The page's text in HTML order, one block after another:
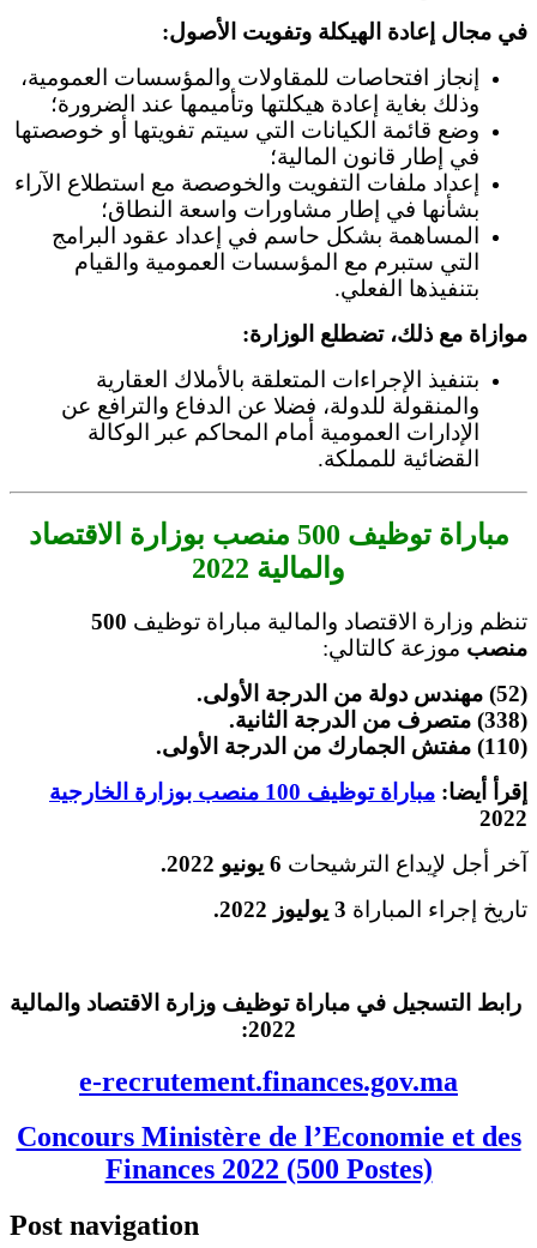
في مجال إعادة الهيكلة وتفويت الأصول:
إنجاز افتحاصات للمقاولات والمؤسسات العمومية،
وذلك بغاية إعادة هيكلتها وتأميمها عند الضرورة؛
وضع قائمة الكيانات التي سيتم تفويتها أو خوصصتها
في إطار قانون المالية؛
إعداد ملفات التفويت والخوصصة مع استطلاع الآراء
بشأنها في إطار مشاورات واسعة النطاق؛
المساهمة بشكل حاسم في إعداد عقود البرامج
التي ستبرم مع المؤسسات العمومية والقيام
بتنفيذها الفعلي.
موازاة مع ذلك، تضطلع الوزارة:
بتنفيذ الإجراءات المتعلقة بالأملاك العقارية
والمنقولة للدولة، فضلا عن الدفاع والترافع عن
الإدارات العمومية أمام المحاكم عبر الوكالة
القضائية للمملكة.
مباراة توظيف 500 منصب بوزارة الاقتصاد
والمالية 2022
تنظم وزارة الاقتصاد والمالية مباراة توظيف 500
منصب موزعة كالتالي:
(52) مهندس دولة من الدرجة الأولى.
(338) متصرف من الدرجة الثانية.
(110) مفتش الجمارك من الدرجة الأولى.
إقرأ أيضا: مباراة توظيف 100 منصب بوزارة الخارجية
2022
آخر أجل لإيداع الترشيحات 6 يونيو 2022.
تاريخ إجراء المباراة 3 يوليوز 2022.
رابط التسجيل في مباراة توظيف وزارة الاقتصاد والمالية
2022:
e-recrutement.finances.gov.ma
Concours Ministère de l’Economie et des
Finances 2022 (500 Postes)
Post navigation